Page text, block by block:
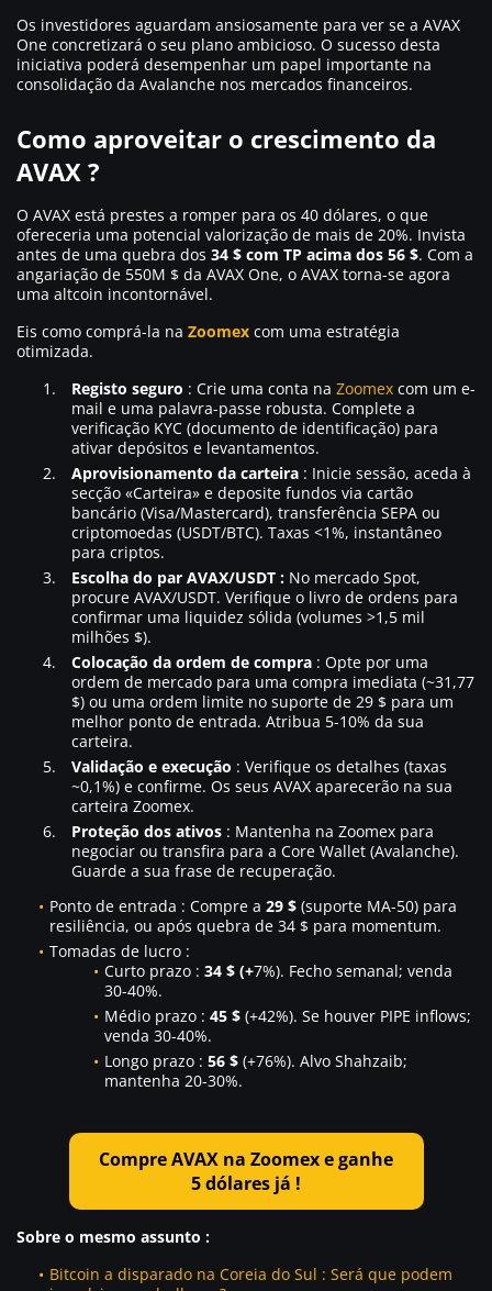
Os investidores aguardam ansiosamente para ver se a AVAX
One concretizará o seu plano ambicioso. O sucesso desta
iniciativa poderá desempenhar um papel importante na
consolidação da Avalanche nos mercados financeiros.
Como aproveitar o crescimento da
AVAX ?
O AVAX está prestes a romper para os 40 dólares, o que
ofereceria uma potencial valorização de mais de 20%. Invista
antes de uma quebra dos 34 $ com TP acima dos 56 $. Com a
angariação de 550M $ da AVAX One, o AVAX torna-se agora
uma altcoin incontornável.
Eis como comprá-la na Zoomex com uma estratégia
otimizada.
Registo seguro : Crie uma conta na Zoomex com um e-
mail e uma palavra-passe robusta. Complete a
verificação KYC (documento de identificação) para
ativar depósitos e levantamentos.
Aprovisionamento da carteira : Inicie sessão, aceda à
secção «Carteira» e deposite fundos via cartão
bancário (Visa/Mastercard), transferência SEPA ou
criptomoedas (USDT/BTC). Taxas <1%, instantâneo
para criptos.
Escolha do par AVAX/USDT : No mercado Spot,
procure AVAX/USDT. Verifique o livro de ordens para
confirmar uma liquidez sólida (volumes >1,5 mil
milhões $).
Colocação da ordem de compra : Opte por uma
ordem de mercado para uma compra imediata (~31,77
$) ou uma ordem limite no suporte de 29 $ para um
melhor ponto de entrada. Atribua 5-10% da sua
carteira.
Validação e execução : Verifique os detalhes (taxas
~0,1%) e confirme. Os seus AVAX aparecerão na sua
carteira Zoomex.
Proteção dos ativos : Mantenha na Zoomex para
negociar ou transfira para a Core Wallet (Avalanche).
Guarde a sua frase de recuperação.
Ponto de entrada : Compre a 29 $ (suporte MA-50) para
resiliência, ou após quebra de 34 $ para momentum.
Tomadas de lucro :
Curto prazo : 34 $ (+7%). Fecho semanal; venda
30-40%.
Médio prazo : 45 $ (+42%). Se houver PIPE inflows;
venda 30-40%.
Longo prazo : 56 $ (+76%). Alvo Shahzaib;
mantenha 20-30%.
Compre AVAX na Zoomex e ganhe
5 dólares já !
Sobre o mesmo assunto :
Bitcoin a disparado na Coreia do Sul : Será que podem